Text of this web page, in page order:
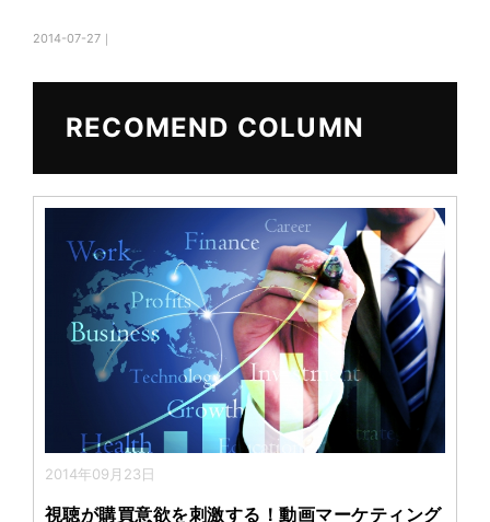
e
b
o
k
2014-07-27｜
RECOMEND COLUMN
2014年09月23日
視聴が購買意欲を刺激する！動画マーケティング